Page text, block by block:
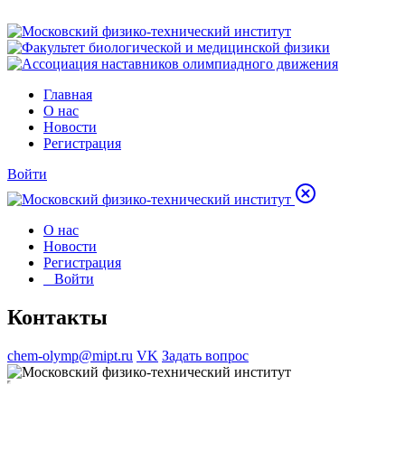
Главная
О нас
Новости
Регистрация
Войти
О нас
Новости
Регистрация
Войти
Контакты
chem-olymp@mipt.ru VK Задать вопрос